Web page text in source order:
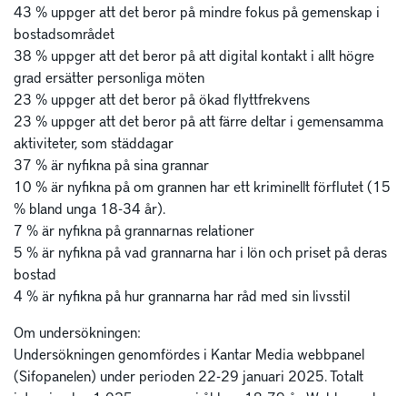
43 % uppger att det beror på mindre fokus på gemenskap i
bostadsområdet
38 % uppger att det beror på att digital kontakt i allt högre
grad ersätter personliga möten
23 % uppger att det beror på ökad flyttfrekvens
23 % uppger att det beror på att färre deltar i gemensamma
aktiviteter, som städdagar
37 % är nyfikna på sina grannar
10 % är nyfikna på om grannen har ett kriminellt förflutet (15
% bland unga 18-34 år).
7 % är nyfikna på grannarnas relationer
5 % är nyfikna på vad grannarna har i lön och priset på deras
bostad
4 % är nyfikna på hur grannarna har råd med sin livsstil
Om undersökningen:
Undersökningen genomfördes i Kantar Media webbpanel
(Sifopanelen) under perioden 22-29 januari 2025. Totalt